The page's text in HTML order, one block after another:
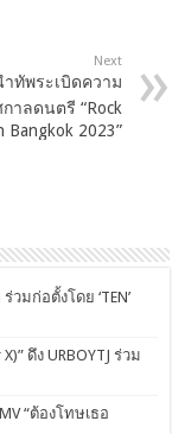
Next
ำทัพระเบิดความ
าลดนตรี “Rock
Bangkok 2023”
มก่อตั้งโดย ‘TEN’
ดึง URBOYTJ ร่วม
“ต้องโทษเธอ